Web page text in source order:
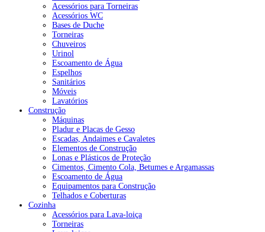
Acessórios para Torneiras
Acessórios WC
Bases de Duche
Torneiras
Chuveiros
Urinol
Escoamento de Água
Espelhos
Sanitários
Móveis
Lavatórios
Construção
Máquinas
Pladur e Placas de Gesso
Escadas, Andaimes e Cavaletes
Elementos de Construção
Lonas e Plásticos de Proteção
Cimentos, Cimento Cola, Betumes e Argamassas
Escoamento de Água
Equipamentos para Construção
Telhados e Coberturas
Cozinha
Acessórios para Lava-loiça
Torneiras